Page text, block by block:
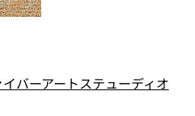
イバーアートステューディオ